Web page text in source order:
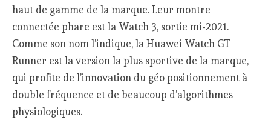
haut de gamme de la marque. Leur montre
connectée phare est la Watch 3, sortie mi-2021.
Comme son nom l’indique, la Huawei Watch GT
Runner est la version la plus sportive de la marque,
qui profite de l’innovation du géo positionnement à
double fréquence et de beaucoup d’algorithmes
physiologiques.